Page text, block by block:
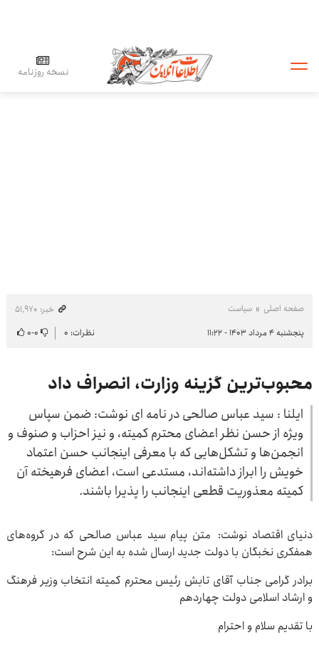
نسخه روزنامه
صفحه اصلی سیاست
خبر: ۵۱٬۹۷۰
پنجشنبه ۴ مرداد ۱۴۰۳ - ۱۱:۲۲
نظرات: ۰ ۰-۰
محبوب‌ترین گزینه وزارت، انصراف داد
ایلنا : سید عباس صالحی در نامه ای نوشت: ضمن سپاس
ویژه از حسن نظر اعضای محترم کمیته، و نیز احزاب و صنوف و
انجمن‌ها و تشکل‌هایی که با معرفی اینجانب حسن اعتماد
خویش را ابراز داشته‌اند، مستدعی است، اعضای فرهیخته آن
کمیته معذوریت قطعی اینجانب را پذیرا باشند.
دنیای اقتصاد نوشت: متن پیام سید عباس صالحی که در گروه‌های
همفکری نخبگان با دولت جدید ارسال شده به این شرح است:
برادر گرامی جناب آقای تابش رئیس محترم کمیته انتخاب وزیر فرهنگ
و ارشاد اسلامی دولت چهاردهم
با تقدیم سلام و احترام